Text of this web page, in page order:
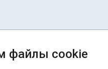
файлы cookie